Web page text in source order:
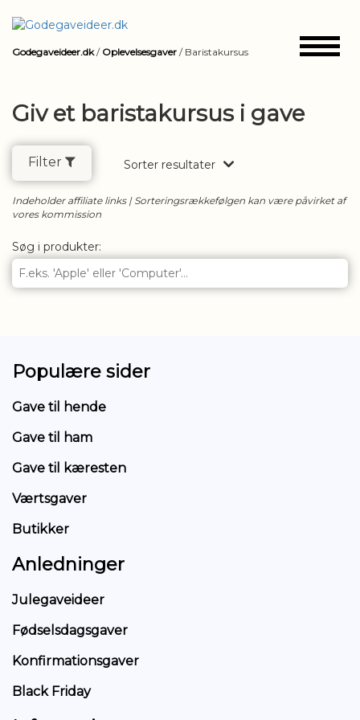
Godegaveideer.dk/ Oplevelsesgaver / Baristakursus
Giv et baristakursus i gave
produkter
på
tilbud
Ja
maksimal
pris:
kr.
Boligtilbehør
Sko
Elektonik
Tøj
Fitness
Mad
og
pleje
Diverse
Oplevelser
Filter Sorter resultater
Indeholder affiliate links | Sorteringsrækkefølgen kan være påvirket af
vores kommission
Søg i produkter:
Populære sider
Gave til hende
Gave til ham
Gave til kæresten
Værtsgaver
Butikker
Anledninger
Julegaveideer
Fødselsdagsgaver
Konfirmationsgaver
Black Friday